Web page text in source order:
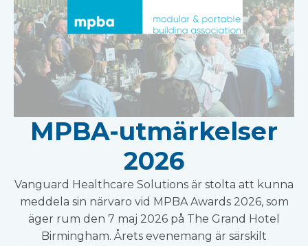
MPBA-utmärkelser
2026
Vanguard Healthcare Solutions är stolta att kunna
meddela sin närvaro vid MPBA Awards 2026, som
äger rum den 7 maj 2026 på The Grand Hotel
Birmingham. Årets evenemang är särskilt